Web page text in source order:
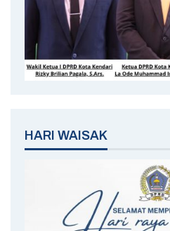
HARI WAISAK